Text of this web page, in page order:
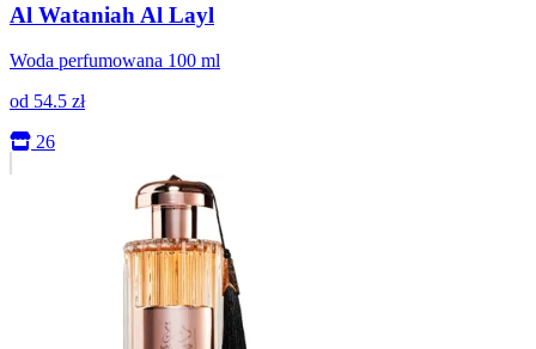
Al Wataniah Al Layl
Woda perfumowana 100 ml
od 54.5 zł
26